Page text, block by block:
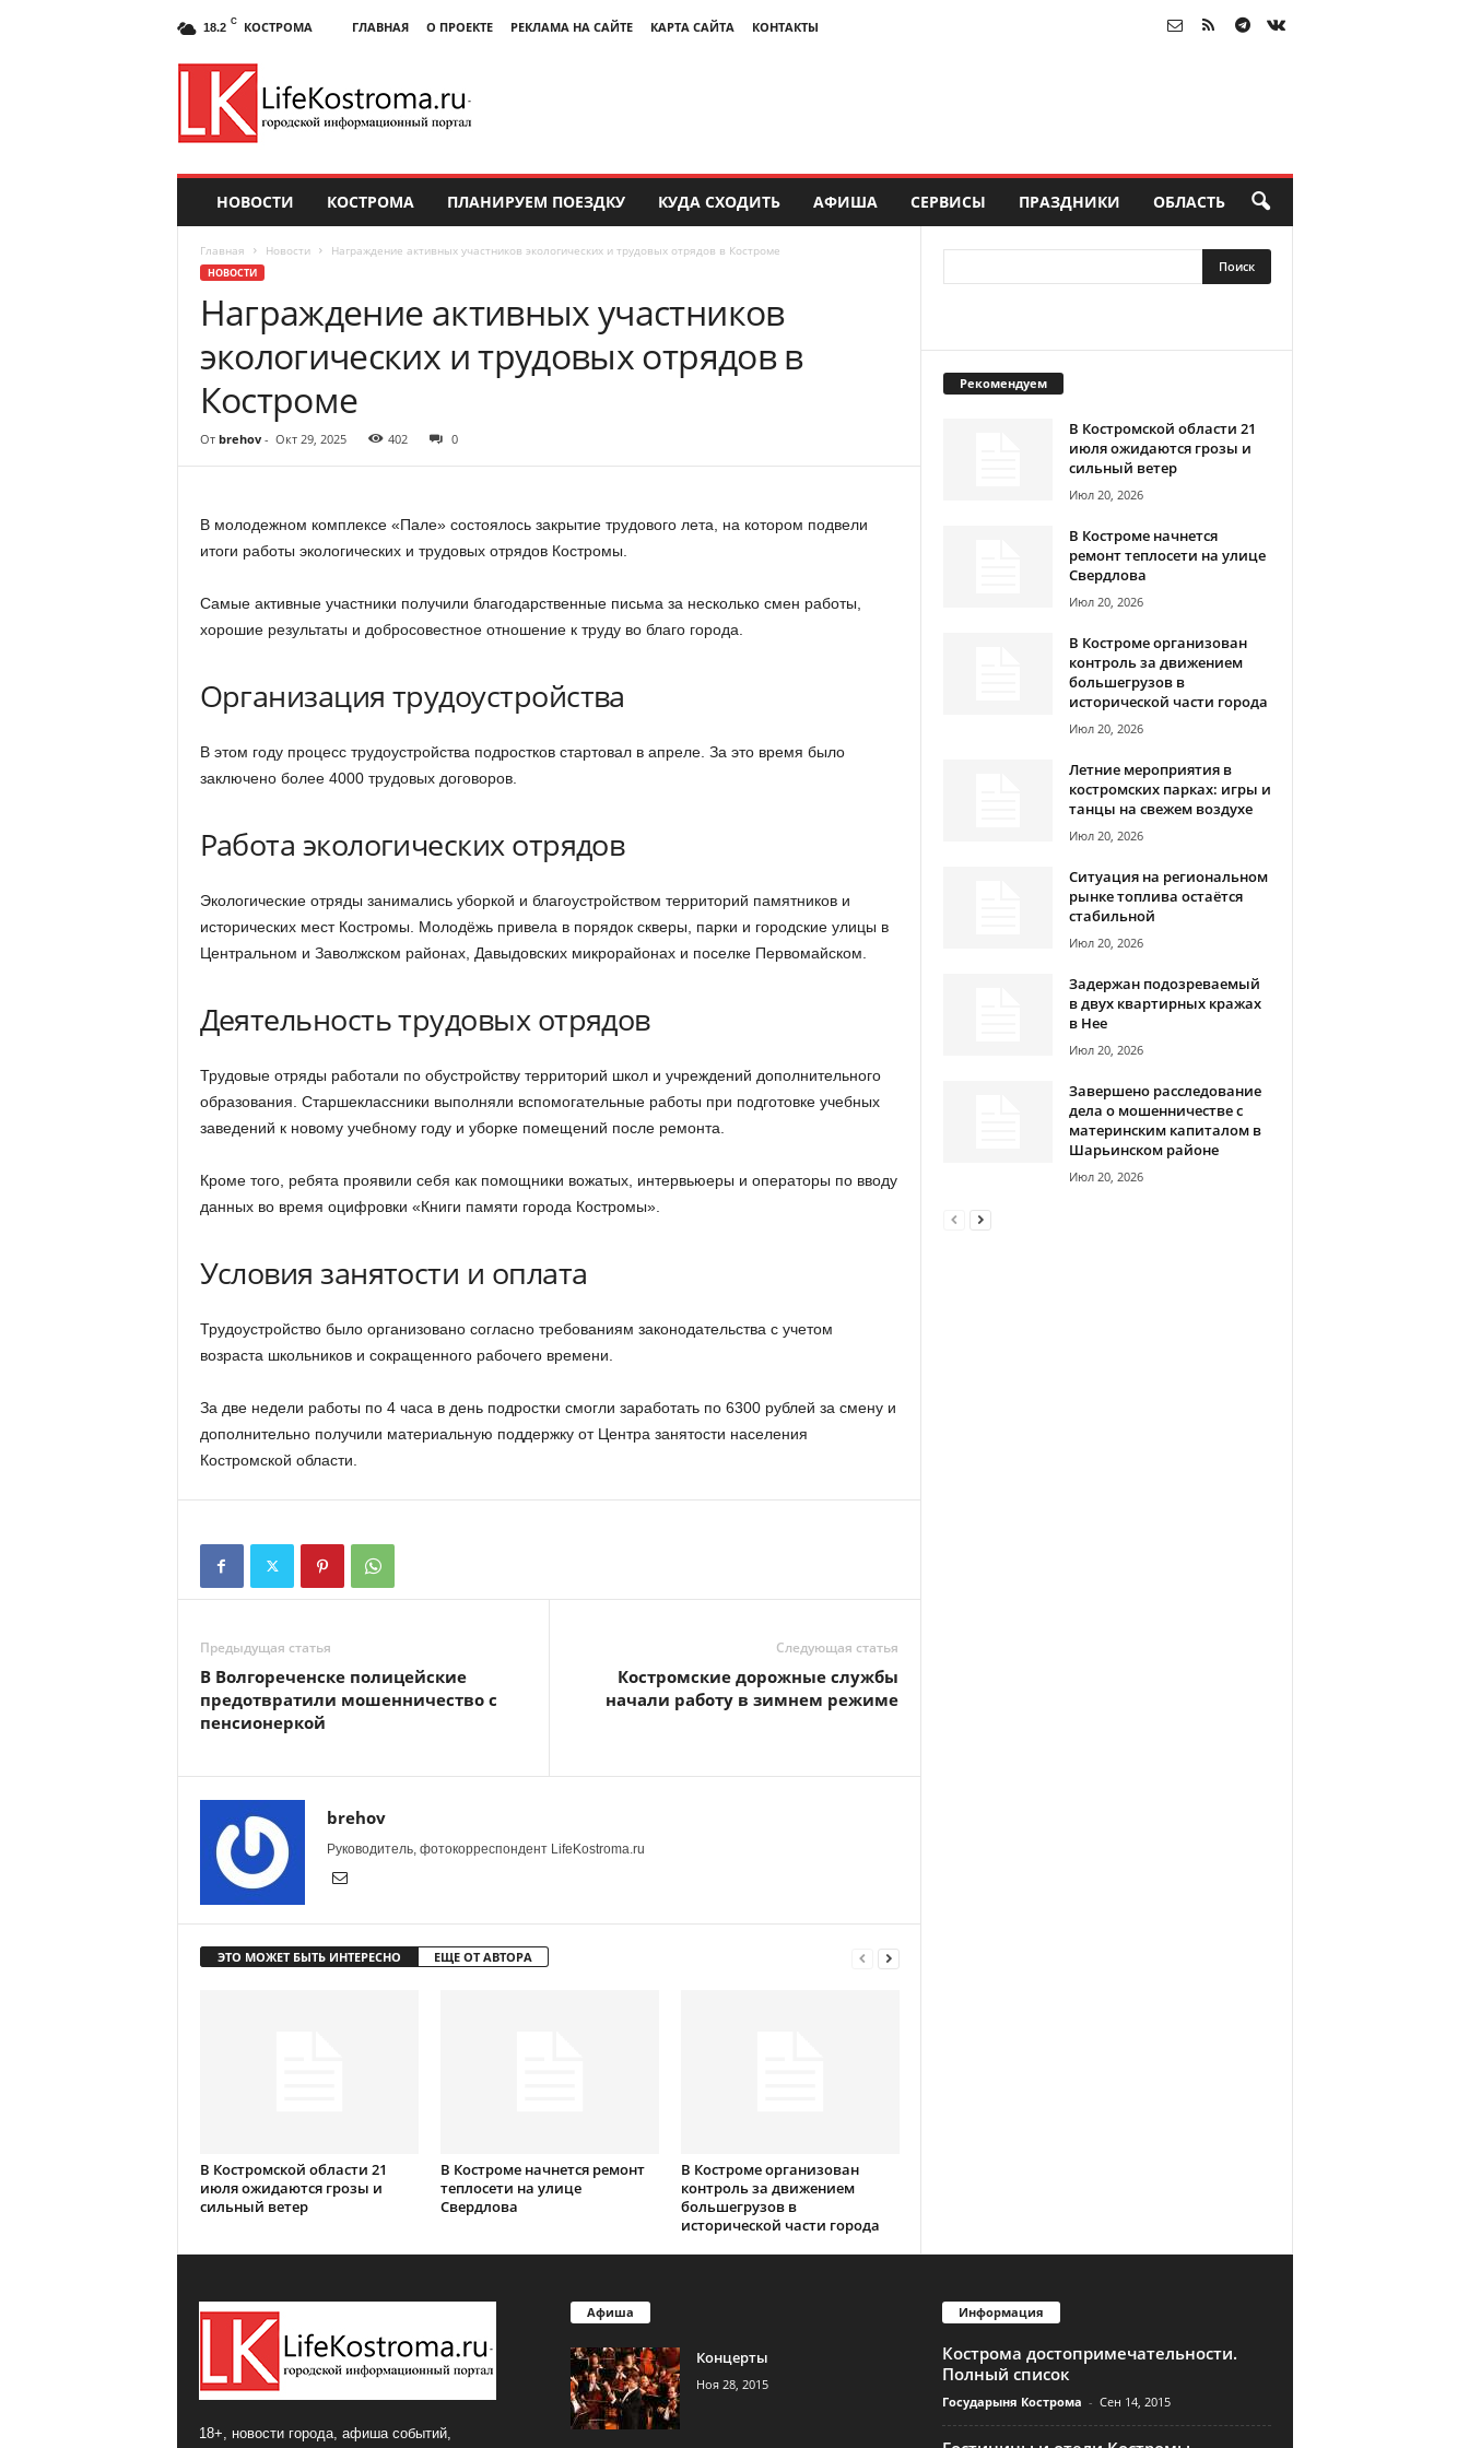
18.2 C КОСТРОМА ГЛАВНАЯ О ПРОЕКТЕ РЕКЛАМА НА САЙТЕ КАРТА САЙТА КОНТАКТЫ
НОВОСТИ КОСТРОМА ПЛАНИРУЕМ ПОЕЗДКУ КУДА СХОДИТЬ АФИША СЕРВИСЫ ПРАЗДНИКИ ОБЛАСТЬ
Главная Новости Награждение активных участников экологических и трудовых отрядов в Костроме
НОВОСТИ
Награждение активных участников
экологических и трудовых отрядов в
Костроме
От brehov- Окт 29, 2025 402 0
В молодежном комплексе «Пале» состоялось закрытие трудового лета, на котором подвели
итоги работы экологических и трудовых отрядов Костромы.
Самые активные участники получили благодарственные письма за несколько смен работы,
хорошие результаты и добросовестное отношение к труду во благо города.
Организация трудоустройства
В этом году процесс трудоустройства подростков стартовал в апреле. За это время было
заключено более 4000 трудовых договоров.
Работа экологических отрядов
Экологические отряды занимались уборкой и благоустройством территорий памятников и
исторических мест Костромы. Молодёжь привела в порядок скверы, парки и городские улицы в
Центральном и Заволжском районах, Давыдовских микрорайонах и поселке Первомайском.
Деятельность трудовых отрядов
Трудовые отряды работали по обустройству территорий школ и учреждений дополнительного
образования. Старшеклассники выполняли вспомогательные работы при подготовке учебных
заведений к новому учебному году и уборке помещений после ремонта.
Кроме того, ребята проявили себя как помощники вожатых, интервьюеры и операторы по вводу
данных во время оцифровки «Книги памяти города Костромы».
Условия занятости и оплата
Трудоустройство было организовано согласно требованиям законодательства с учетом
возраста школьников и сокращенного рабочего времени.
За две недели работы по 4 часа в день подростки смогли заработать по 6300 рублей за смену и
дополнительно получили материальную поддержку от Центра занятости населения
Костромской области.
Предыдущая статья
В Волгореченске полицейские
предотвратили мошенничество с
пенсионеркой
Следующая статья
Костромские дорожные службы
начали работу в зимнем режиме
brehov
Руководитель, фотокорреспондент LifeKostroma.ru
ЭТО МОЖЕТ БЫТЬ ИНТЕРЕСНО ЕЩЕ ОТ АВТОРА
В Костромской области 21
июля ожидаются грозы и
сильный ветер
В Костроме начнется ремонт
теплосети на улице
Свердлова
В Костроме организован
контроль за движением
большегрузов в
исторической части города
Рекомендуем
В Костромской области 21
июля ожидаются грозы и
сильный ветер
Июл 20, 2026
В Костроме начнется
ремонт теплосети на улице
Свердлова
Июл 20, 2026
В Костроме организован
контроль за движением
большегрузов в
исторической части города
Июл 20, 2026
Летние мероприятия в
костромских парках: игры и
танцы на свежем воздухе
Июл 20, 2026
Ситуация на региональном
рынке топлива остаётся
стабильной
Июл 20, 2026
Задержан подозреваемый
в двух квартирных кражах
в Нее
Июл 20, 2026
Завершено расследование
дела о мошенничестве с
материнским капиталом в
Шарьинском районе
Июл 20, 2026
18+, новости города, афиша событий,
Афиша
Концерты
Ноя 28, 2015
Информация
Кострома достопримечательности.
Полный список
Государыня Кострома - Сен 14, 2015